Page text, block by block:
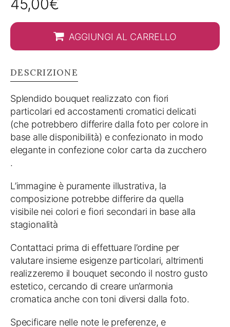
45,00€
AGGIUNGI AL CARRELLO
DESCRIZIONE
Splendido bouquet realizzato con fiori
particolari ed accostamenti cromatici delicati
(che potrebbero differire dalla foto per colore in
base alle disponibilità) e confezionato in modo
elegante in confezione color carta da zucchero
.
L’immagine è puramente illustrativa, la
composizione potrebbe differire da quella
visibile nei colori e fiori secondari in base alla
stagionalità
Contattaci prima di effettuare l’ordine per
valutare insieme esigenze particolari, altrimenti
realizzeremo il bouquet secondo il nostro gusto
estetico, cercando di creare un’armonia
cromatica anche con toni diversi dalla foto.
Specificare nelle note le preferenze, e